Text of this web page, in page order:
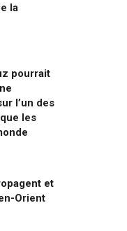
la
pourrait
l’un des
les
et
Orient